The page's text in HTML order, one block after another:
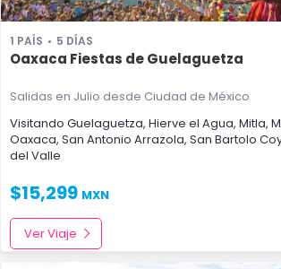
1 PAÍS 5 DÍAS
Oaxaca Fiestas de Guelaguetza
Salidas en Julio desde Ciudad de México
Visitando Guelaguetza, Hierve el Agua, Mitla,
Oaxaca, San Antonio Arrazola, San Bartolo
del Valle
$15,299 MXN
Ver Viaje